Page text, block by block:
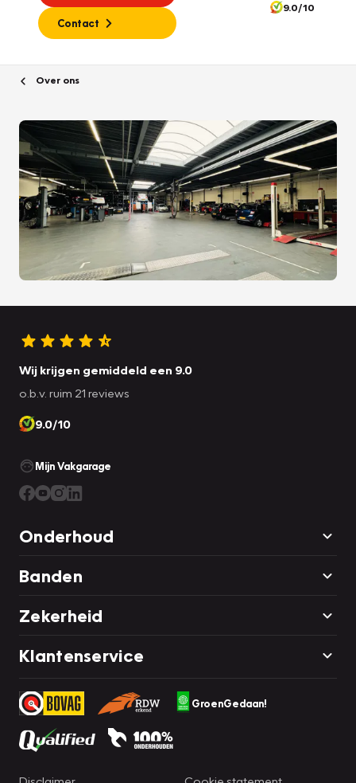
Contact
9.0/10
Over ons
Wij krijgen gemiddeld een 9.0
o.b.v. ruim 21 reviews
9.0/10
Mijn Vakgarage
Onderhoud
Banden
Zekerheid
Klantenservice
GroenGedaan!